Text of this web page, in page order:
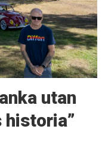
utan
historia”